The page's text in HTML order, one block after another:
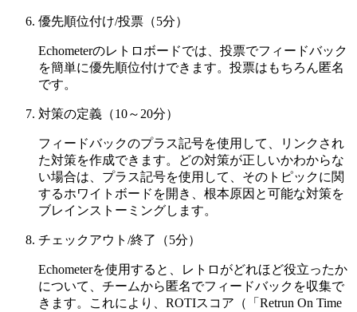
優先順位付け/投票（5分）
Echometerのレトロボードでは、投票でフィードバック
を簡単に優先順位付けできます。投票はもちろん匿名
です。
対策の定義（10～20分）
フィードバックのプラス記号を使用して、リンクされ
た対策を作成できます。どの対策が正しいかわからな
い場合は、プラス記号を使用して、そのトピックに関
するホワイトボードを開き、根本原因と可能な対策を
ブレインストーミングします。
チェックアウト/終了（5分）
Echometerを使用すると、レトロがどれほど役立ったか
について、チームから匿名でフィードバックを収集で
きます。これにより、ROTIスコア（「Retrun On Time